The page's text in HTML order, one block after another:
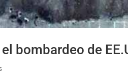
bombardeo de